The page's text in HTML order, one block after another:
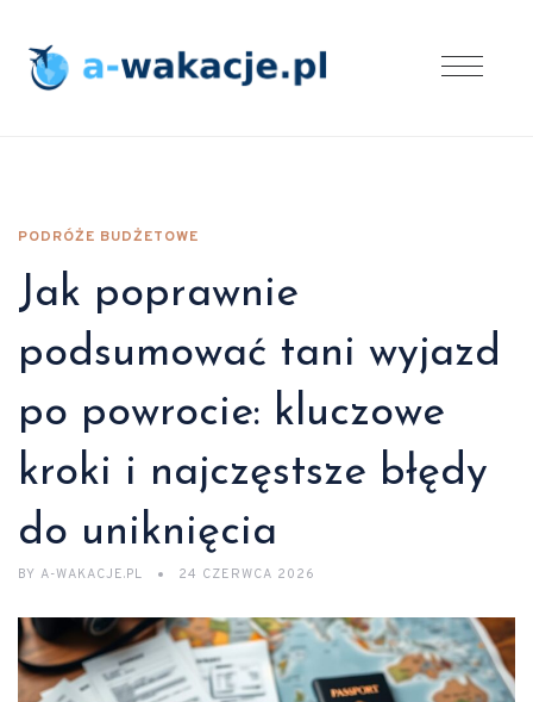
PODRÓŻE BUDŻETOWE
Jak poprawnie
podsumować tani wyjazd
po powrocie: kluczowe
kroki i najczęstsze błędy
do uniknięcia
BY A-WAKACJE.PL 24 CZERWCA 2026